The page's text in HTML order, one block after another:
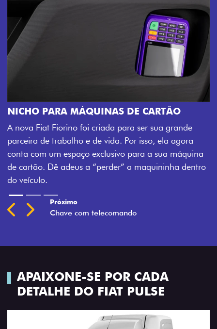
sua grande
ela agora
a sua máquina
dentro
CHAVE COM TELECOMANDO
Agora, a chave da sua nova Fiorino
veículo também à distância, e não
fechadura. São detalhes como esse
mais fluidez para o seu dia de
Previous
Next
APAIXONE-SE POR CADA
DETALHE DO FIAT PULSE